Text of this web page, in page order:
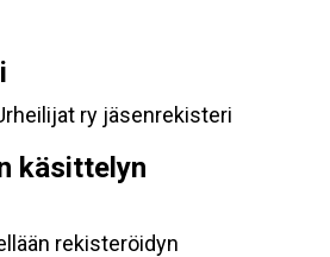
ry jäsenrekisteri
käsittelyn
rekisteröidyn